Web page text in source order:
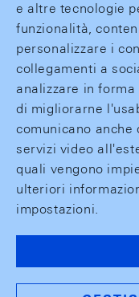
e altre tecnologie
funzionalità,
personalizzare i
collegamenti a
analizzare in
di migliorarne
comunicano
servizi video
quali vengono
ulteriori
impostazioni.